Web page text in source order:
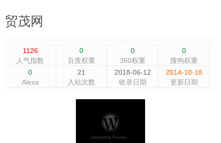
贸茂网
1126
人气指数
0
百度权重
0
360权重
0
搜狗权重
0
Alexa
21
入站次数
2018-06-12
收录日期
2014-10-18
更新日期